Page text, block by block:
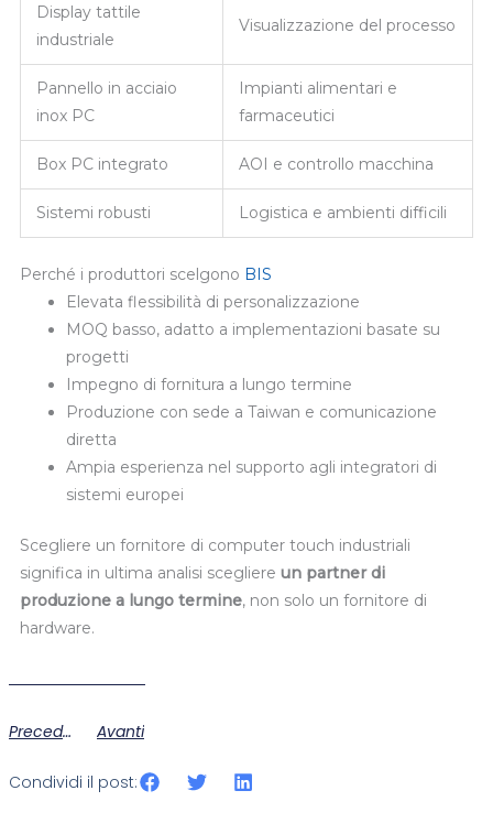
Display tattile
industriale
Visualizzazione del processo
Pannello in acciaio
inox PC
Impianti alimentari e
farmaceutici
Box PC integrato AOI e controllo macchina
Sistemi robusti Logistica e ambienti difficili
Perché i produttori scelgono BIS
Elevata flessibilità di personalizzazione
MOQ basso, adatto a implementazioni basate su
progetti
Impegno di fornitura a lungo termine
Produzione con sede a Taiwan e comunicazione
diretta
Ampia esperienza nel supporto agli integratori di
sistemi europei
Scegliere un fornitore di computer touch industriali
significa in ultima analisi scegliere un partner di
produzione a lungo termine, non solo un fornitore di
hardware.
Precedente Avanti
Condividi il post: